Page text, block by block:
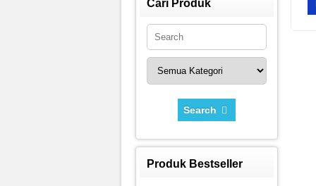
Cari Produk
Search
Produk Bestseller